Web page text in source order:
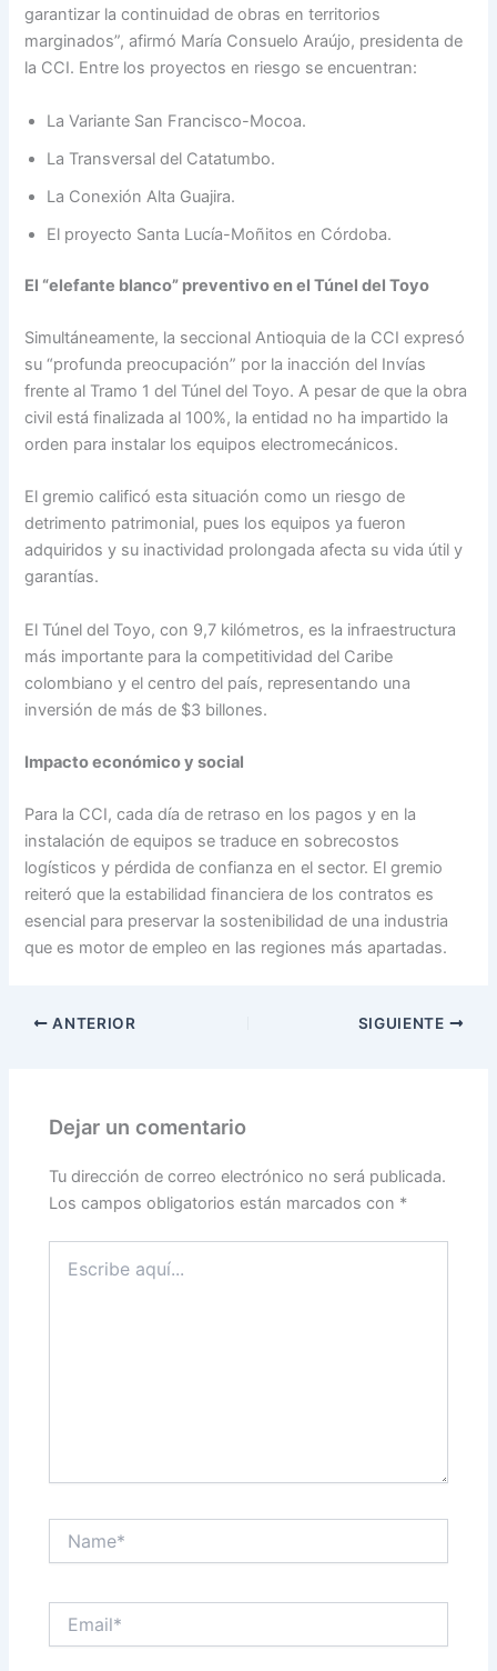
garantizar la continuidad de obras en territorios
marginados”, afirmó María Consuelo Araújo, presidenta de
la CCI. Entre los proyectos en riesgo se encuentran:
La Variante San Francisco-Mocoa.
La Transversal del Catatumbo.
La Conexión Alta Guajira.
El proyecto Santa Lucía-Moñitos en Córdoba.
El “elefante blanco” preventivo en el Túnel del Toyo
Simultáneamente, la seccional Antioquia de la CCI expresó
su “profunda preocupación” por la inacción del Invías
frente al Tramo 1 del Túnel del Toyo. A pesar de que la obra
civil está finalizada al 100%, la entidad no ha impartido la
orden para instalar los equipos electromecánicos.
El gremio calificó esta situación como un riesgo de
detrimento patrimonial, pues los equipos ya fueron
adquiridos y su inactividad prolongada afecta su vida útil y
garantías.
El Túnel del Toyo, con 9,7 kilómetros, es la infraestructura
más importante para la competitividad del Caribe
colombiano y el centro del país, representando una
inversión de más de $3 billones.
Impacto económico y social
Para la CCI, cada día de retraso en los pagos y en la
instalación de equipos se traduce en sobrecostos
logísticos y pérdida de confianza en el sector. El gremio
reiteró que la estabilidad financiera de los contratos es
esencial para preservar la sostenibilidad de una industria
que es motor de empleo en las regiones más apartadas.
ANTERIOR SIGUIENTE
Dejar un comentario
Tu dirección de correo electrónico no será publicada.
Los campos obligatorios están marcados con *
aquí...